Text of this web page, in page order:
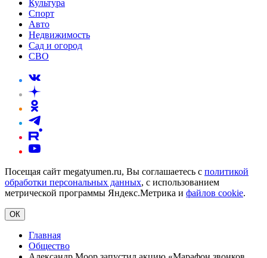
Культура
Спорт
Авто
Недвижимость
Сад и огород
СВО
Посещая сайт megatyumen.ru, Вы соглашаетесь с политикой
обработки персональных данных, с использованием
метрической программы Яндекс.Метрика и файлов cookie.
ОК
Главная
Общество